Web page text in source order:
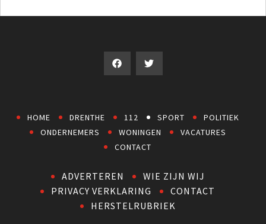
HOME DRENTHE 112 SPORT
POLITIEK
ONDERNEMERS
WONINGEN
VACATURES
CONTACT
ADVERTEREN
WIE ZIJN WIJ
PRIVACY VERKLARING
CONTACT
HERSTELRUBRIEK